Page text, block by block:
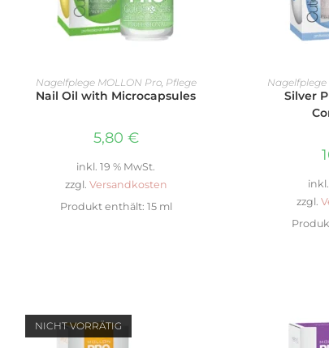
IN DEN WARENKORB
Nagelfplege MOLLON Pro, Pflege
Nail Oil with Microcapsules
5,80 €
inkl. 19 % MwSt.
zzgl. Versandkosten
Produkt enthält: 15 ml
IN
Nagelfplege
Silver
zzgl.
NICHT VORRÄTIG